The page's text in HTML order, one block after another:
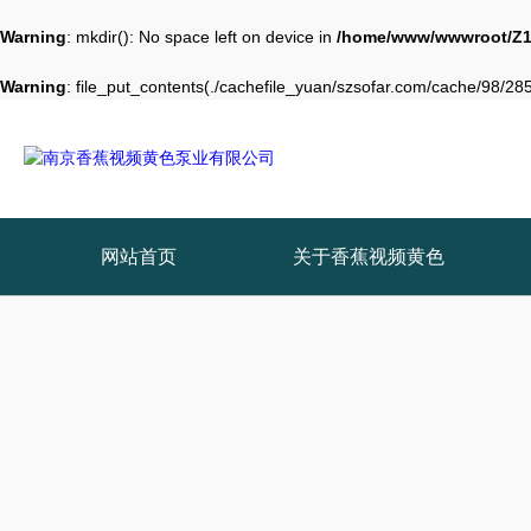
Warning: mkdir(): No space left on device in /home/www/wwwroot/
Warning: file_put_contents(./cachefile_yuan/szsofar.com/cache/98/
网站首页 关于香蕉视频黄色